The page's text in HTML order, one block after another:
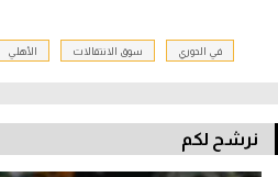
في الدوري سوق الانتقالات الأهلي
نرشح لكم